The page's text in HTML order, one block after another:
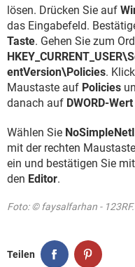
lösen. Drücken Sie auf
das Eingabefeld.
Taste. Gehen Sie zum
entVersion\Policies.
Maustaste auf Policies
danach auf DWORD-
Wählen Sie
mit der rechten
ein und bestätigen Sie mit
den Editor.
Foto: © faysalfarhan -
Teilen